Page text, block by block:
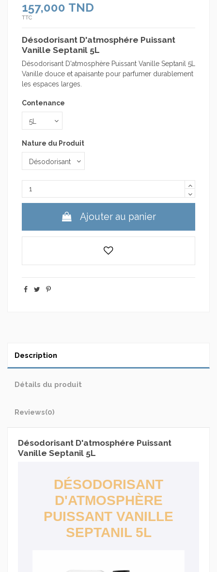
157,000 TND
TTC
Désodorisant D'atmosphére Puissant
Vanille Septanil 5L
Désodorisant D'atmosphère Puissant Vanille Septanil 5L
Vanille douce et apaisante pour parfumer durablement
les espaces larges.
Contenance
Nature du Produit
Ajouter au panier
Description
Détails du produit
Reviews(0)
Désodorisant D'atmosphére Puissant
Vanille Septanil 5L
DÉSODORISANT
D'ATMOSPHÈRE
PUISSANT VANILLE
SEPTANIL 5L